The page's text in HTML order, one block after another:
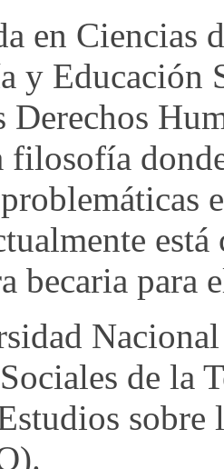
en Ciencias
y
Derechos
becaria para
de la
sobre